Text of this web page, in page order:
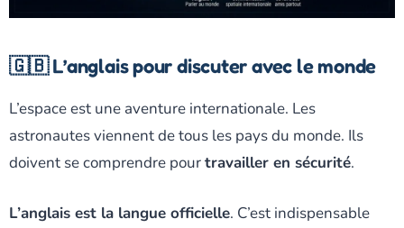
🇬🇧 L’anglais pour discuter avec le monde
L’espace est une aventure internationale. Les
astronautes viennent de tous les pays du monde. Ils
doivent se comprendre pourtravailler en sécurité.
L’anglais est la langue officielle. C’est indispensable